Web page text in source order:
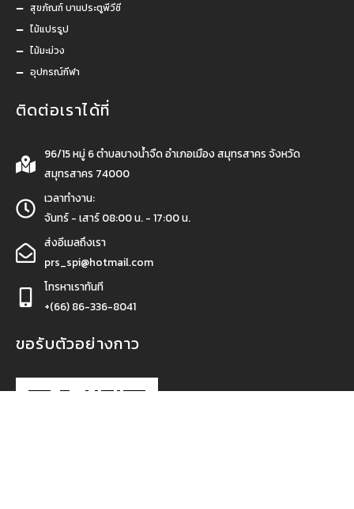
สุขภัณฑ์ บานประตูพีวีซี
ไม้แปรรูป
ไม้มะม่วง
อุปกรณ์กีฬา
ติดต่อเราได้ที่
96/15 หมู่ 6 ตำบลบางน้ำจืด อำเภอเมือง สมุทรสาคร จังหวัด
สมุทรสาคร 74000
เวลาทำงาน:
จันทร์ - เสาร์ 08:00 น. - 17:00 น.
ส่งอีเมลถึงเรา
prs_spi@hotmail.com
โทรหาเราทันที
+(66) 86-336-8041
ขอรับตัวอย่างกาว